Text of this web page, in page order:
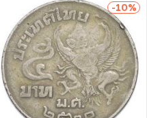
-10%